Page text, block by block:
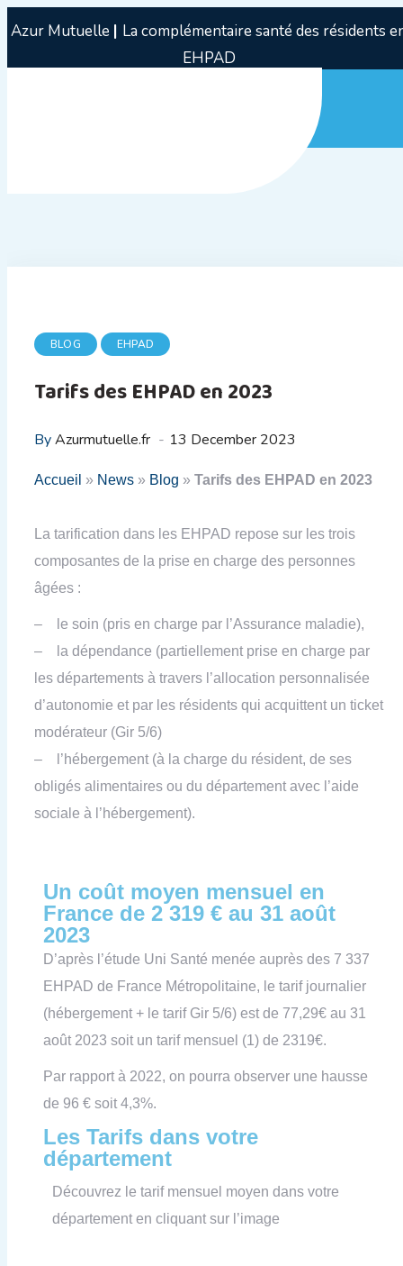
Azur Mutuelle | La complémentaire santé des résidents
EHPAD
BLOG EHPAD
Tarifs des EHPAD en 2023
ByAzurmutuelle.fr 13 December 2023
Accueil » News » Blog » Tarifs des EHPAD en 2023
La tarification dans les EHPAD repose sur les trois
composantes de la prise en charge des personnes
âgées :
– le soin (pris en charge par l’Assurance maladie),
– la dépendance (partiellement prise en charge par
les départements à travers l’allocation personnalisée
d’autonomie et par les résidents qui acquittent un ticket
modérateur (Gir 5/6)
– l’hébergement (à la charge du résident, de ses
obligés alimentaires ou du département avec l’aide
sociale à l’hébergement).
Un coût moyen mensuel en
France de 2 319 € au 31 août
2023
D’après l’étude Uni Santé menée auprès des 7 337
EHPAD de France Métropolitaine, le tarif journalier
(hébergement + le tarif Gir 5/6) est de 77,29€ au 31
août 2023 soit un tarif mensuel (1) de 2319€.
Par rapport à 2022, on pourra observer une hausse
de 96 € soit 4,3%.
Les Tarifs dans votre
département
Découvrez le tarif mensuel moyen dans votre
département en cliquant sur l’image